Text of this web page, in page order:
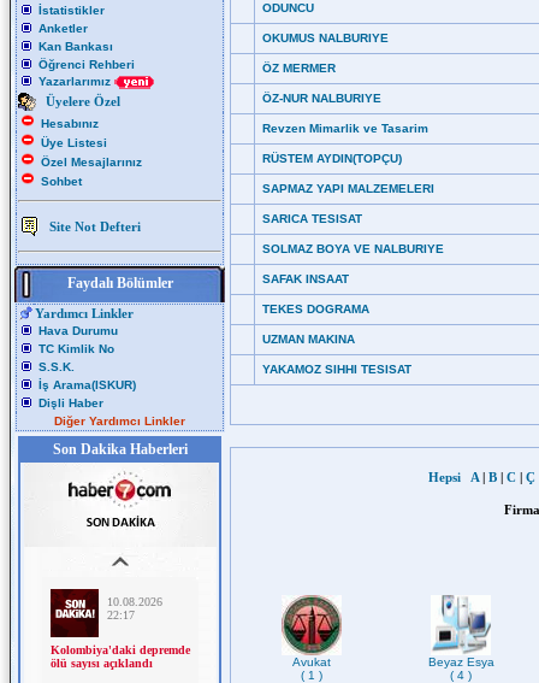
İstatistikler
Anketler
Kan Bankası
Öğrenci Rehberi
Yazarlarımız
Üyelere Özel
Hesabınız
Üye Listesi
Özel Mesajlarınız
Sohbet
Site Not Defteri
Faydalı Bölümler
Yardımcı Linkler
Hava Durumu
TC Kimlik No
S.S.K.
İş Arama(ISKUR)
Dişli Haber
Diğer Yardımcı Linkler
Son Dakika Haberleri
ODUNCU
OKUMUS NALBURIYE
ÖZ MERMER
ÖZ-NUR NALBURIYE
Revzen Mimarlik ve Tasarim
RÜSTEM AYDIN(TOPÇU)
SAPMAZ YAPI MALZEMELERI
SARICA TESISAT
SOLMAZ BOYA VE NALBURIYE
SAFAK INSAAT
TEKES DOGRAMA
UZMAN MAKINA
YAKAMOZ SIHHI TESISAT
Hepsi A| B| C | Ç
Avukat
( 1 )
Beyaz Esya
( 4 )